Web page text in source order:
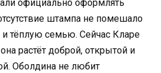
официально оформлять
штампа не помешало
тёплую семью. Сейчас Кларе
растёт доброй, открытой и
Оболдина не любит